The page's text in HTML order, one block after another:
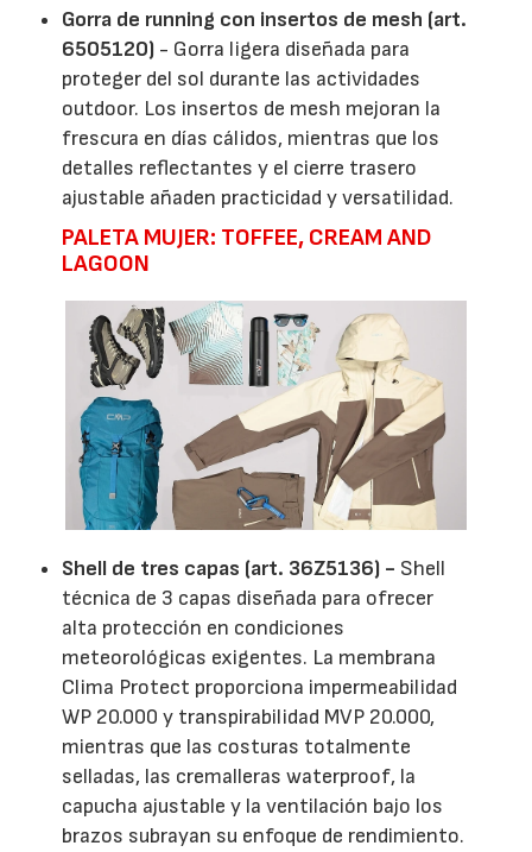
Gorra de running con insertos de mesh (art.
6505120) - Gorra ligera diseñada para
proteger del sol durante las actividades
outdoor. Los insertos de mesh mejoran la
frescura en días cálidos, mientras que los
detalles reflectantes y el cierre trasero
ajustable añaden practicidad y versatilidad.
PALETA MUJER: TOFFEE, CREAM AND
LAGOON
Shell de tres capas (art. 36Z5136) - Shell
técnica de 3 capas diseñada para ofrecer
alta protección en condiciones
meteorológicas exigentes. La membrana
Clima Protect proporciona impermeabilidad
WP 20.000 y transpirabilidad MVP 20.000,
mientras que las costuras totalmente
selladas, las cremalleras waterproof, la
capucha ajustable y la ventilación bajo los
brazos subrayan su enfoque de rendimiento.